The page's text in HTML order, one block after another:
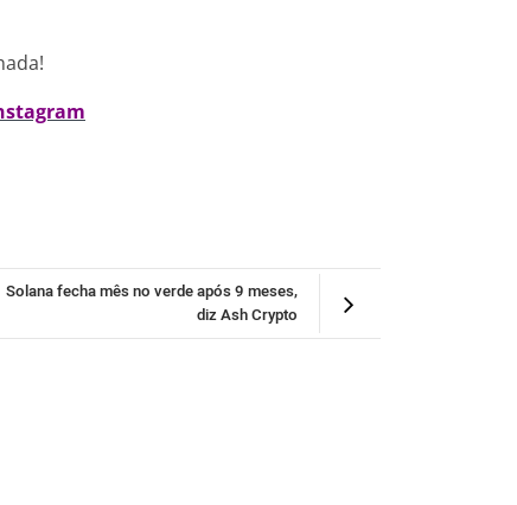
Solana fecha mês no verde após 9 meses,
diz Ash Crypto